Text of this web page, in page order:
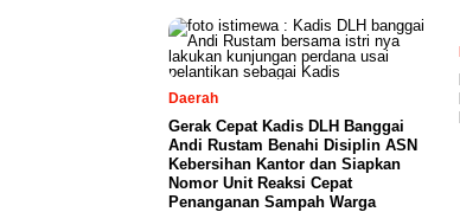
Daerah
Gerak Cepat Kadis DLH Banggai
Andi Rustam Benahi Disiplin ASN
Kebersihan Kantor dan Siapkan
Nomor Unit Reaksi Cepat
Penanganan Sampah Warga